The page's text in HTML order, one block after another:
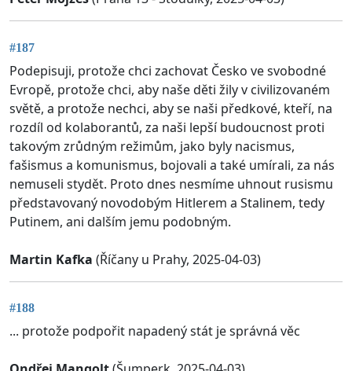
#187
Podepisuji, protože chci zachovat Česko ve svobodné
Evropě, protože chci, aby naše děti žily v civilizovaném
světě, a protože nechci, aby se naši předkové, kteří, na
rozdíl od kolaborantů, za naši lepší budoucnost proti
takovým zrůdným režimům, jako byly nacismus,
fašismus a komunismus, bojovali a také umírali, za nás
nemuseli stydět. Proto dnes nesmíme uhnout rusismu
představovaný novodobým Hitlerem a Stalinem, tedy
Putinem, ani dalším jemu podobným.
Martin Kafka (Říčany u Prahy, 2025-04-03)
#188
... protože podpořit napadený stát je správná věc